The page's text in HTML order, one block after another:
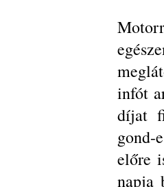
infót
díjat
gond-
előre
napja